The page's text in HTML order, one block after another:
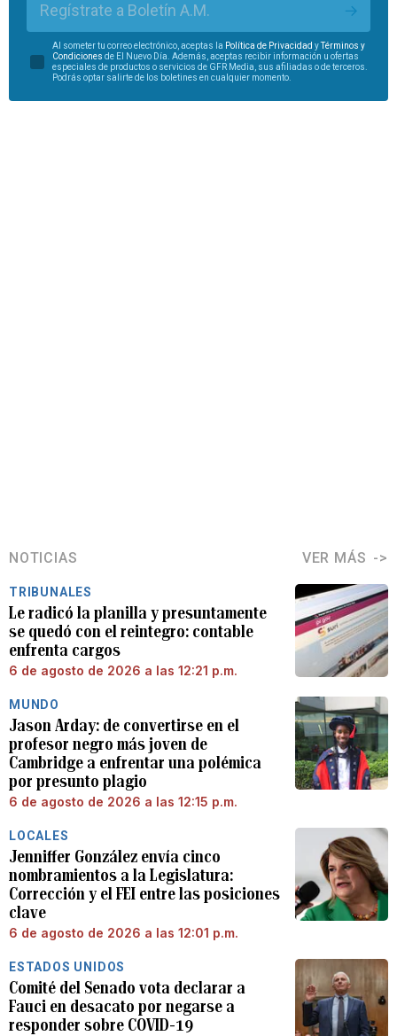
Regístrate a Boletín A.M.
Al someter tu correo electrónico, aceptas la Política de Privacidad yTérminos y
Condiciones de El Nuevo Día. Además, aceptas recibir información u ofertas
especiales de productos o servicios de GFR Media, sus afiliadas o de terceros.
Podrás optar salirte de los boletines en cualquier momento.
NOTICIAS VER MÁS
TRIBUNALES
Le radicó la planilla y presuntamente
se quedó con el reintegro: contable
enfrenta cargos
6 de agosto de 2026 a las 12:21 p.m.
MUNDO
Jason Arday: de convertirse en el
profesor negro más joven de
Cambridge a enfrentar una polémica
por presunto plagio
6 de agosto de 2026 a las 12:15 p.m.
LOCALES
Jenniffer González envía cinco
nombramientos a la Legislatura:
Corrección y el FEI entre las posiciones
clave
6 de agosto de 2026 a las 12:01 p.m.
ESTADOS UNIDOS
Comité del Senado vota declarar a
Fauci en desacato por negarse a
responder sobre COVID-19